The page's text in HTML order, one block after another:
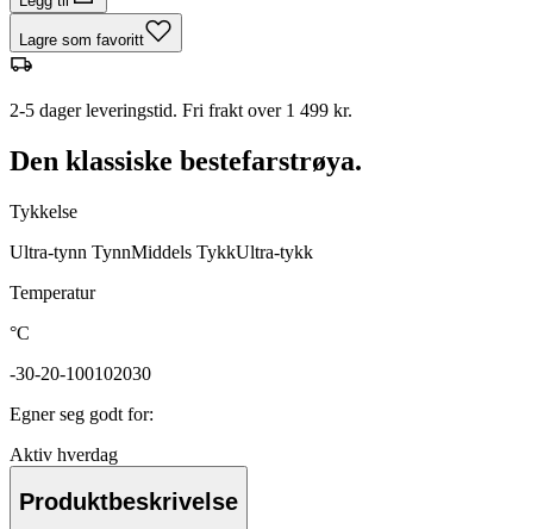
Lagre som favoritt
2-5 dager leveringstid. Fri frakt over 1 499 kr.
Den klassiske bestefarstrøya.
Tykkelse
Ultra-tynn TynnMiddels TykkUltra-tykk
Temperatur
°C
-30-20-100102030
Egner seg godt for:
Aktiv hverdag
Produktbeskrivelse